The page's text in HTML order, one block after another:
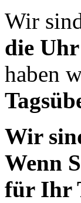
Wir
die Uhr
haben
Wir
Wenn
für Ihr